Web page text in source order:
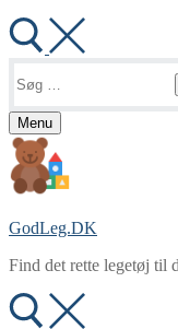
efter:
Menu
GodLeg.DK
Find det rette legetøj til